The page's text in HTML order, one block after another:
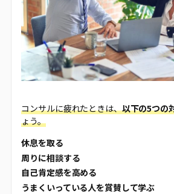
コンサルに疲れたときは、以下の5つの
ょう。
休息を取る
周りに相談する
自己肯定感を高める
うまくいっている人を賞賛して学ぶ